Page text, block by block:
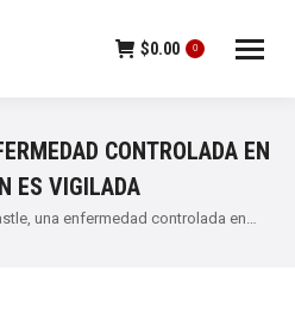
$0.00 0
CONTROLADA EN
ES VIGILADA
una enfermedad controlada en…